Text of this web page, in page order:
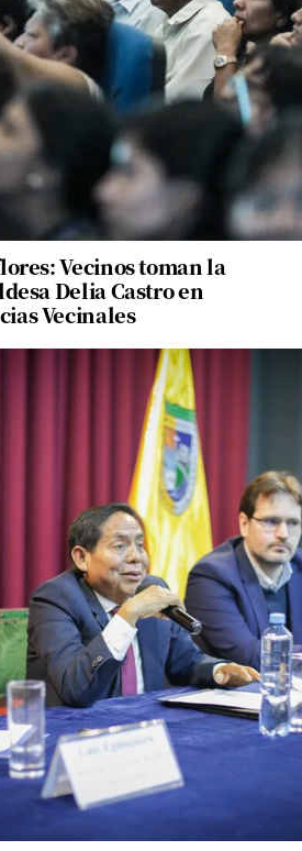
Vecinos toman la
Delia Castro en
Vecinales